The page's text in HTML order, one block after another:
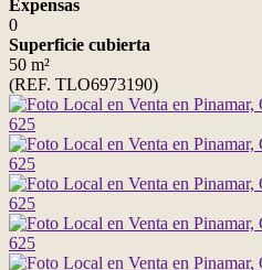
Expensas
0
Superficie cubierta
50 m²
(REF. TLO6973190)